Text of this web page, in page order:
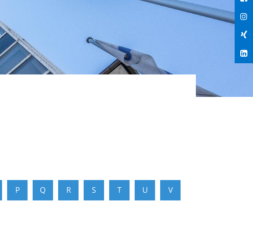
P Q R S T U V